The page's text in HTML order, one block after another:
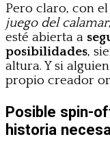
Pero claro, con
juego del calamar
esté abierta a
posibilidades,
altura. Y si
propio creador
Posible spin-
historia